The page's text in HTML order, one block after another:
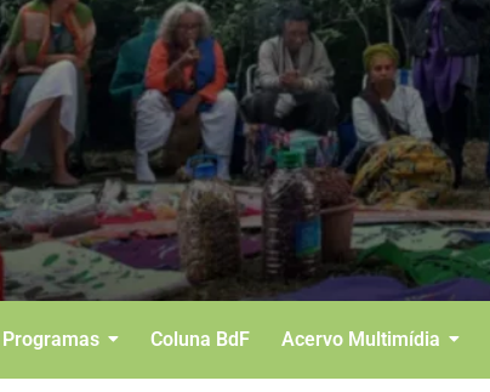
Programas Coluna BdF Acervo Multimídia